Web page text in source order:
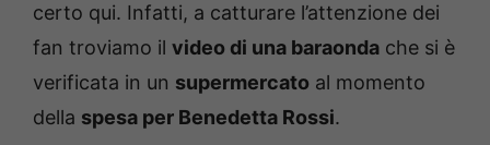
certo qui. Infatti, a catturare l’attenzione dei
fan troviamo il video di una baraonda che si è
verificata in un supermercato al momento
della spesa per Benedetta Rossi.